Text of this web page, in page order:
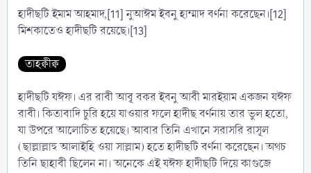
হাদীছটি ইমাম আহমাদ,[11] নুআঈম ইবনু হাম্মাদ বর্ণনা করেছেন।[12]
মিশকাতেও হাদীছটি রয়েছে।[13]
তাহক্বীক্ব
হাদীছটি যঈফ। এর রাবী আবূ বকর ইবনু আবী মারইয়াম একজন যঈফ
রাবী। কিতাবাদি চুরি হয়ে যাওয়ার ফলে হাদীছ বর্ণনায় তার ভুল হতো,
যা উপরে আলোচিত হয়েছে। আবার তিনি এখানে সরাসরি রাসূল
(ছাল্লাল্লাহু আলাইহি ওয়া সাল্লাম) হতে হাদীছটি বর্ণনা করেছেন। অথচ
তিনি ছাহাবী ছিলেন না। অনেকে এই যঈফ হাদীছটি দিয়ে কাগুজে